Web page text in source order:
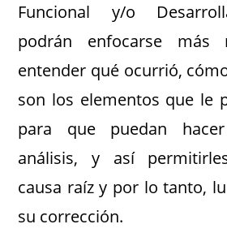
Funcional y/o
podrán enfocarse más
entender qué ocurrió,
son los elementos que le
para que puedan
análisis, y así
causa raíz y por lo tanto,
su corrección.